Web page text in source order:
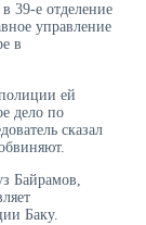
39-е отделение
управление
в
ей
дело по
сказал
Байрамов,
Баку.